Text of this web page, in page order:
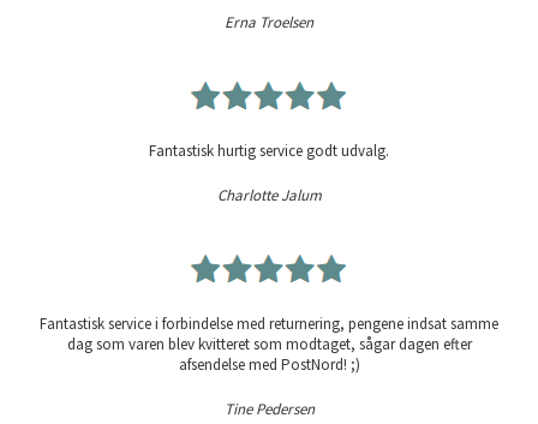
Erna Troelsen
Fantastisk hurtig service godt udvalg.
Charlotte Jalum
Fantastisk service i forbindelse med returnering, pengene indsat samme
dag som varen blev kvitteret som modtaget, sågar dagen efter
afsendelse med PostNord! ;)
Tine Pedersen